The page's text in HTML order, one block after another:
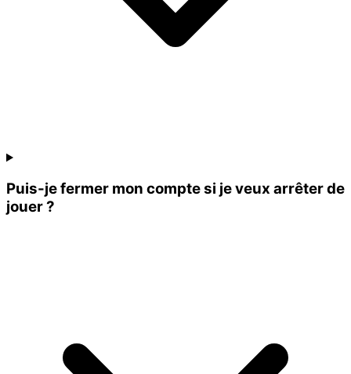
Puis-je fermer mon compte si je veux arrêter de
jouer ?